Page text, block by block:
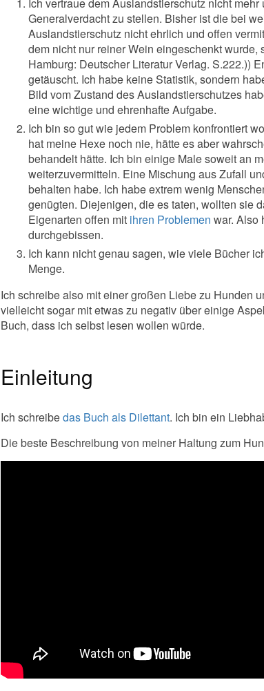
Generalverdacht zu stellen. Bisher ist die bei
Auslandstierschutz nicht ehrlich und offen
dem nicht nur reiner Wein eingeschenkt
Hamburg: Deutscher Literatur Verlag. S.222.))
getäuscht. Ich habe keine Statistik, sondern
Bild vom Zustand des Auslandstierschutzes
eine wichtige und ehrenhafte Aufgabe.
Ich bin so gut wie jedem Problem konfrontiert
hat meine Hexe noch nie, hätte es aber
behandelt hätte. Ich bin einige Male soweit an
weiterzuvermitteln. Eine Mischung aus Zufall
behalten habe. Ich habe extrem wenig
genügten. Diejenigen, die es taten, wollten sie
Eigenarten offen mit ihren Problemen war. Also
durchgebissen.
Ich kann nicht genau sagen, wie viele Bücher
Menge.
Ich schreibe also mit einer großen Liebe zu Hunden
vielleicht sogar mit etwas zu negativ über einige
Buch, dass ich selbst lesen wollen würde.
Einleitung
Ich schreibedas Buch als Dilettant. Ich bin ein
Die beste Beschreibung von meiner Haltung zum